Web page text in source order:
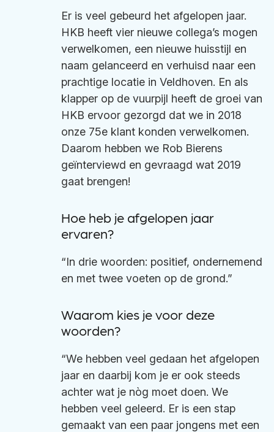
Er is veel gebeurd het afgelopen jaar.
HKB heeft vier nieuwe collega’s mogen
verwelkomen, een nieuwe huisstijl en
naam gelanceerd en verhuisd naar een
prachtige locatie in Veldhoven. En als
klapper op de vuurpijl heeft de groei van
HKB ervoor gezorgd dat we in 2018
onze 75e klant konden verwelkomen.
Daarom hebben we Rob Bierens
geïnterviewd en gevraagd wat 2019
gaat brengen!
Hoe heb je afgelopen jaar
ervaren?
“In drie woorden: positief, ondernemend
en met twee voeten op de grond.”
Waarom kies je voor deze
woorden?
“We hebben veel gedaan het afgelopen
jaar en daarbij kom je er ook steeds
achter wat je nòg moet doen. We
hebben veel geleerd. Er is een stap
gemaakt van een paar jongens met een